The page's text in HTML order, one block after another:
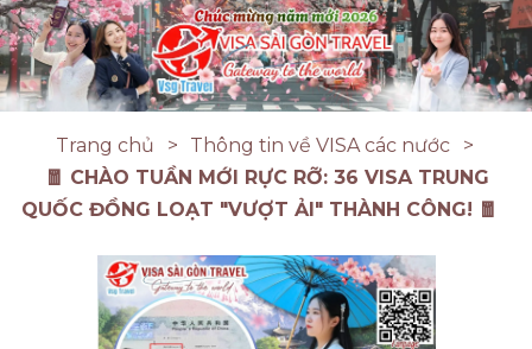
Trang chủ
Thông tin về VISA các nước
🧧 CHÀO TUẦN MỚI RỰC RỠ: 36 VISA TRUNG
QUỐC ĐỒNG LOẠT "VƯỢT ẢI" THÀNH CÔNG! 🧧